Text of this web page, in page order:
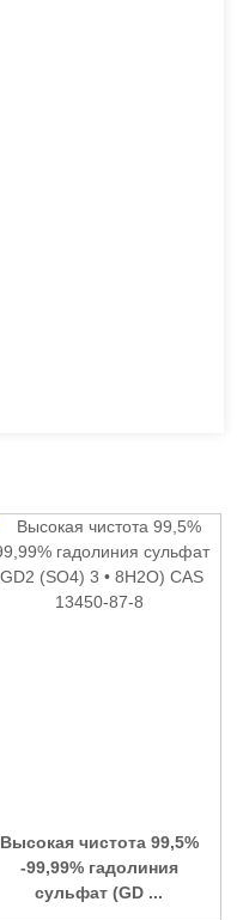
Высокая чистота 99,5%
-99,99% гадолиния
сульфат (GD ...